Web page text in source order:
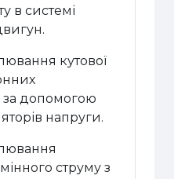
в системі
кутової
за допомогою
напруги.
струму з